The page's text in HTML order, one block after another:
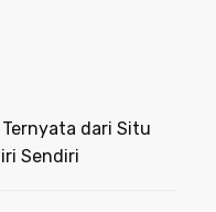
Ternyata dari Situ
Sendiri